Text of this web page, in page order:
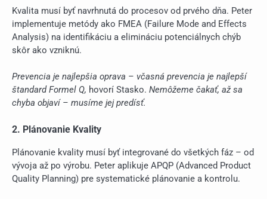
Kvalita musí byť navrhnutá do procesov od prvého dňa. Peter
implementuje metódy ako FMEA (Failure Mode and Effects
Analysis) na identifikáciu a elimináciu potenciálnych chýb
skôr ako vzniknú.
Prevencia je najlepšia oprava – včasná prevencia je najlepší
štandard Formel Q, hovorí Stasko. Nemôžeme čakať, až sa
chyba objaví – musíme jej predísť.
2. Plánovanie Kvality
Plánovanie kvality musí byť integrované do všetkých fáz – od
vývoja až po výrobu. Peter aplikuje APQP (Advanced Product
Quality Planning) pre systematické plánovanie a kontrolu.